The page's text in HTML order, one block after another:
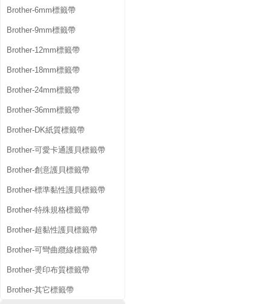
Brother-6mm標籤帶
Brother-9mm標籤帶
Brother-12mm標籤帶
Brother-18mm標籤帶
Brother-24mm標籤帶
Brother-36mm標籤帶
Brother-DK紙質標籤帶
Brother-可愛卡通護貝標籤帶
Brother-創意護貝標籤帶
Brother-標準黏性護貝標籤帶
Brother-特殊規格標籤帶
Brother-超黏性護貝標籤帶
Brother-可彎曲纜線標籤帶
Brother-燙印布質標籤帶
Brother-其它標籤帶